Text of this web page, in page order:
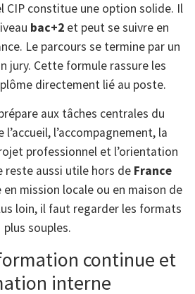
CIP constitue une option solide. Il
bac+2et peut se suivre en
Le parcours se termine par un
jury. Cette formule rassure les
directement lié au poste.
aux tâches centrales du
l’accompagnement, la
professionnel et l’orientation
reste aussi utile hors de France
en mission locale ou en maison de
loin, il faut regarder les formats
plus souples.
continue et
interne